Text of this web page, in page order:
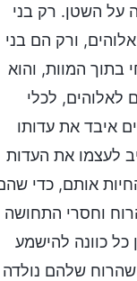
על השטן. רק בני
ורק הם בני
המוות, והוא
לאלוהים, לכלי
איבד את עדותו
לעצמו את העדות
אותם, כדי
וחסרי התחושה
כוונה להישמע
שלהם נולדה